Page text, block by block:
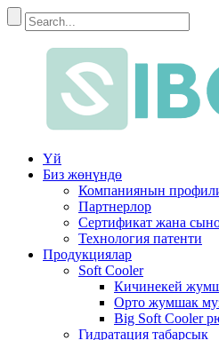
Үй
Биз жөнүндө
Компаниянын
Партнерлор
Сертификат жана
Технология патенти
Продукциялар
Soft Cooler
Кичинекей
Орто жумшак
Big Soft Cooler
Гидратация табарсык